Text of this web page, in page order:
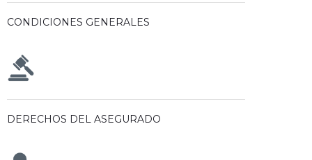
CONDICIONES GENERALES
DERECHOS DEL ASEGURADO